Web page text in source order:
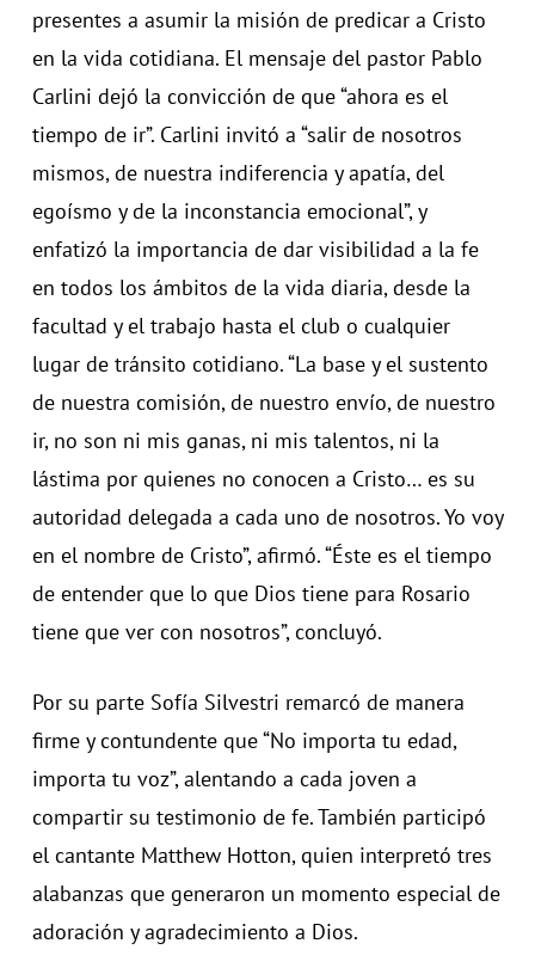
presentes a asumir la misión de predicar a Cristo
en la vida cotidiana. El mensaje del pastor Pablo
Carlini dejó la convicción de que “ahora es el
tiempo de ir”. Carlini invitó a “salir de nosotros
mismos, de nuestra indiferencia y apatía, del
egoísmo y de la inconstancia emocional”, y
enfatizó la importancia de dar visibilidad a la fe
en todos los ámbitos de la vida diaria, desde la
facultad y el trabajo hasta el club o cualquier
lugar de tránsito cotidiano. “La base y el sustento
de nuestra comisión, de nuestro envío, de nuestro
ir, no son ni mis ganas, ni mis talentos, ni la
lástima por quienes no conocen a Cristo… es su
autoridad delegada a cada uno de nosotros. Yo voy
en el nombre de Cristo”, afirmó. “Éste es el tiempo
de entender que lo que Dios tiene para Rosario
tiene que ver con nosotros”, concluyó.
Por su parte Sofía Silvestri remarcó de manera
firme y contundente que “No importa tu edad,
importa tu voz”, alentando a cada joven a
compartir su testimonio de fe. También participó
el cantante Matthew Hotton, quien interpretó tres
alabanzas que generaron un momento especial de
adoración y agradecimiento a Dios.